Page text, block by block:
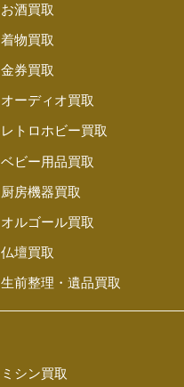
お酒買取
着物買取
金券買取
オーディオ買取
レトロホビー買取
ベビー用品買取
厨房機器買取
オルゴール買取
仏壇買取
生前整理・遺品買取
ミシン買取